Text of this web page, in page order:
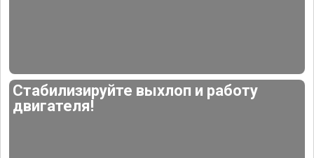
Стабилизируйте выхлоп и работу
двигателя!